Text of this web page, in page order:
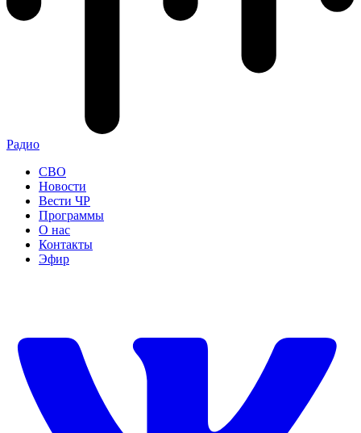
Радио
СВО
Новости
Вести ЧР
Программы
О нас
Контакты
Эфир